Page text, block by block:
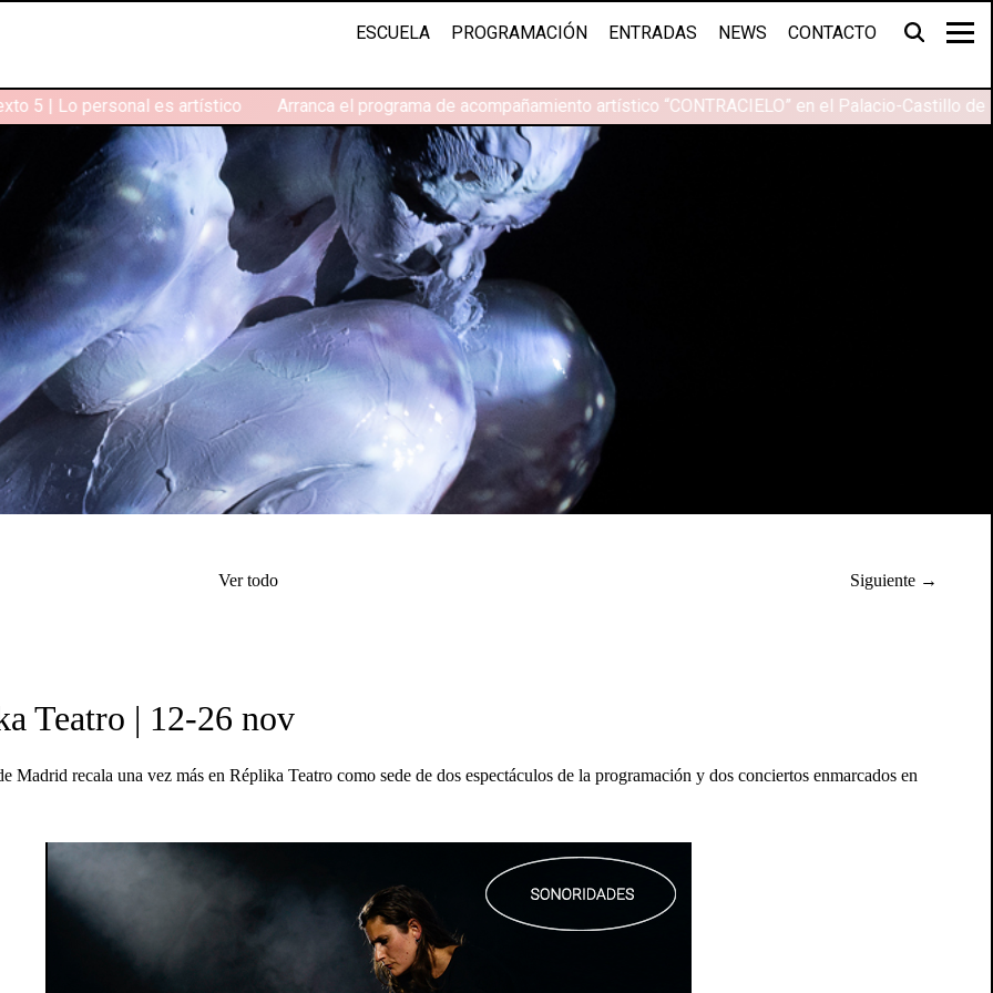
ESCUELA PROGRAMACIÓN ENTRADAS NEWS CONTACTO
5 | Lo personal es artístico Arranca el programa de acompañamiento artístico “CONTRACIELO” en el Palacio-Castillo de
Ver todo Siguiente →
Teatro | 12-26 nov
recala una vez más en Réplika Teatro como sede de dos espectáculos de la programación y dos conciertos enmarcados en